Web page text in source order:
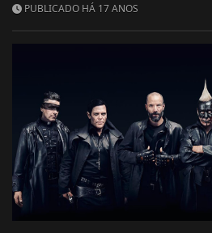
PUBLICADO HÁ 17 ANOS